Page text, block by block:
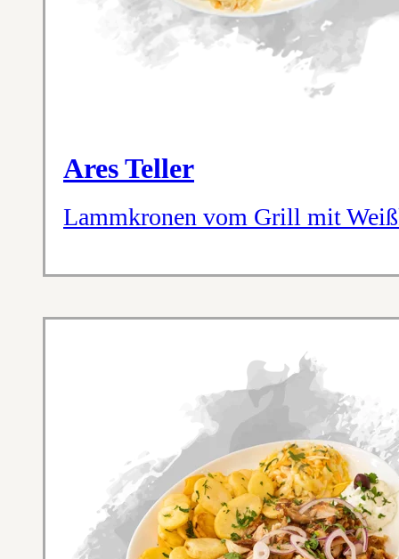
Ares Teller
Lammkronen vom Grill mit